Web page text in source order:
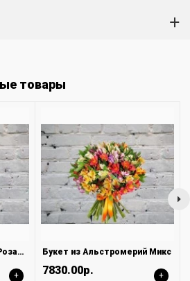
товары
Букет с Тюльпанами и Розами Дип Перпл
+
Букет из Альстромерий Микс
7830.00р. +